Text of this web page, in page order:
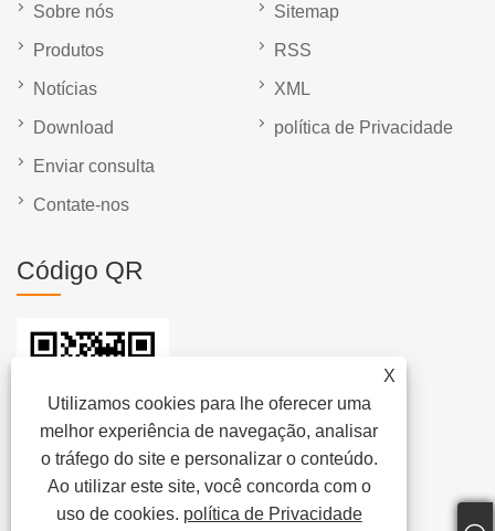
X
Utilizamos cookies para lhe oferecer uma
melhor experiência de navegação, analisar
o tráfego do site e personalizar o conteúdo.
Ao utilizar este site, você concorda com o
uso de cookies. política de Privacidade
Sobre nós
Produtos
Notícias
Download
Enviar consulta
Contate-nos
Sitemap
RSS
XML
política de Privacidade
Código QR